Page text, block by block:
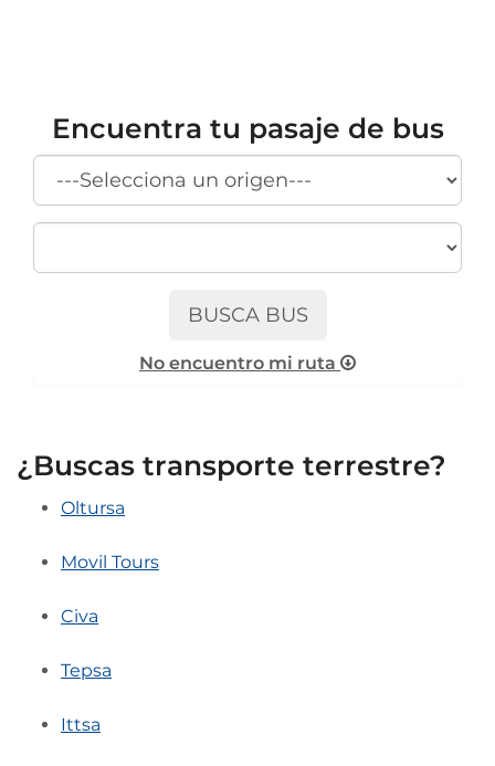
Encuentra tu pasaje de bus
BUSCA BUS
No encuentro mi ruta
¿Buscas transporte terrestre?
Oltursa
Movil Tours
Civa
Tepsa
Ittsa